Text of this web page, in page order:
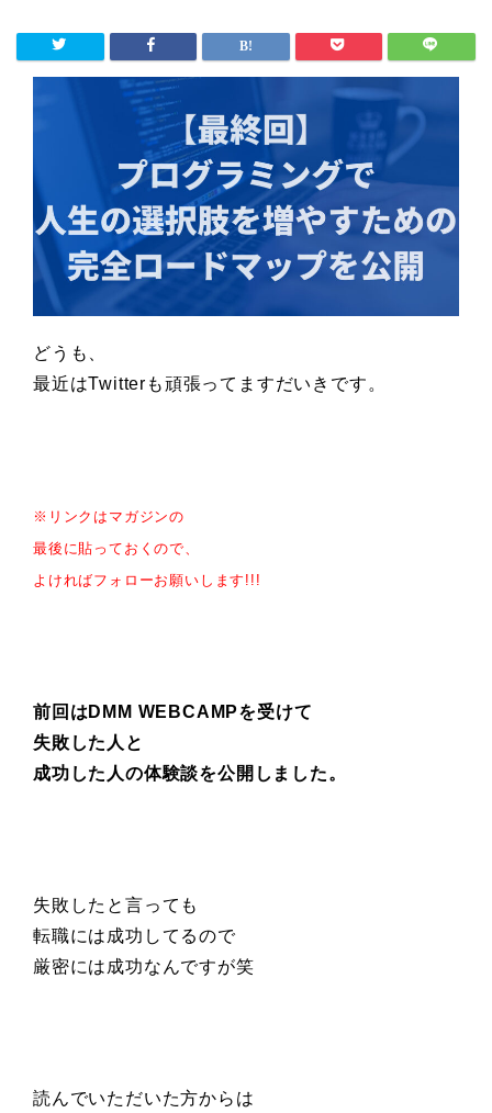
どうも、
最近はTwitterも頑張ってますだいきです。
※リンクはマガジンの
最後に貼っておくので、
よければフォローお願いします!!!
前回はDMM WEBCAMPを受けて
失敗した人と
成功した人の体験談を公開しました。
失敗したと言っても
転職には成功してるので
厳密には成功なんですが笑
読んでいただいた方からは